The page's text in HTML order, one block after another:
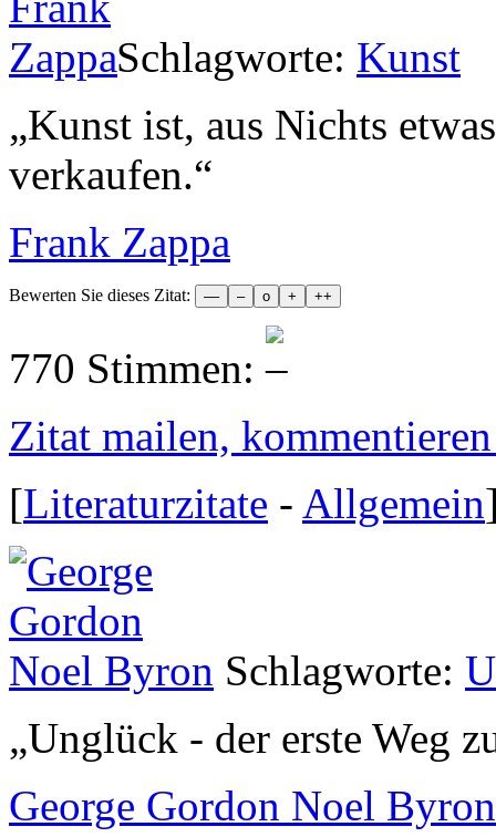
Schlagworte: Kunst
„Kunst ist, aus Nichts
verkaufen.“
Frank Zappa
Bewerten Sie dieses Zitat:
770 Stimmen:
Zitat mailen,
[Literaturzitate - Allgemein
Schlagworte:
„Unglück - der erste Weg
George Gordon Noel Byron